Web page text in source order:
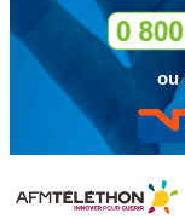
ou